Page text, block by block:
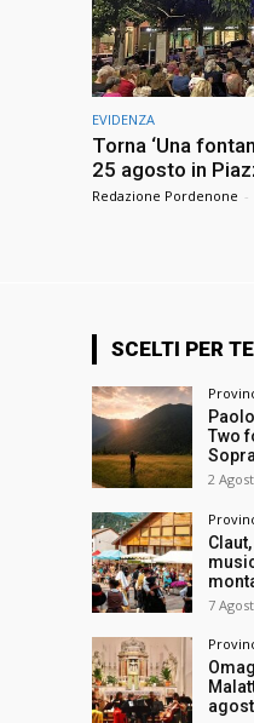
EVIDENZA
Torna ‘Una
25 agosto in
Redazione Pordenone -
SCELTI PER TE
Two
2
7